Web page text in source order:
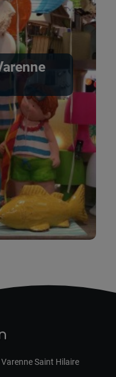
Saint Hilaire